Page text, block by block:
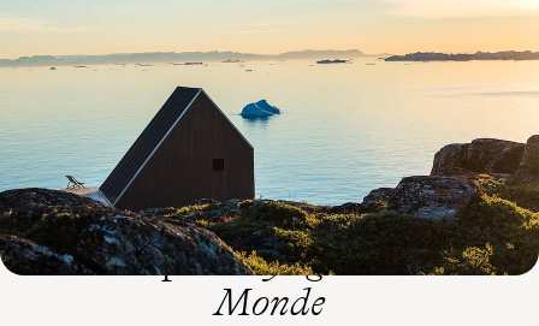
De l'Icefjord au glacier Eqi, explorer les paysages indomptés de la
10 jours, de CHF 6600 à CHF 8200
L’espritVoyageurs du
Monde